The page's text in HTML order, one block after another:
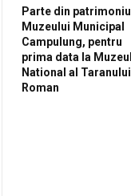
Parte din patrimoniul
Muzeului Municipal
Campulung, pentru
prima data la Muzeul
National al Taranului
Roman